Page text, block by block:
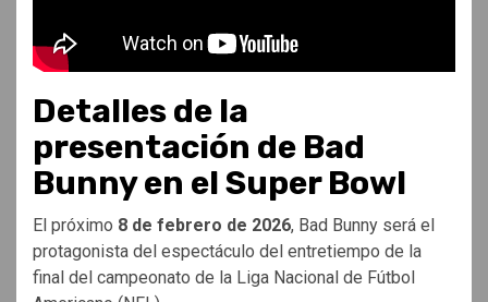
Detalles de la
presentación de Bad
Bunny en el Super Bowl
El próximo 8 de febrero de 2026, Bad Bunny será el
protagonista del espectáculo del entretiempo de la
final del campeonato de la Liga Nacional de Fútbol